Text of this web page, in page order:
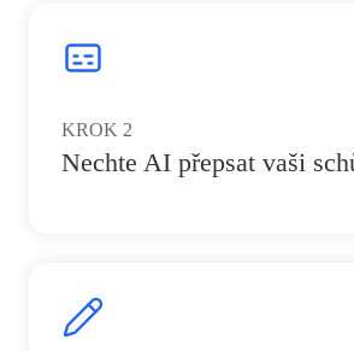
KROK 2
Nechte AI přepsat vaši